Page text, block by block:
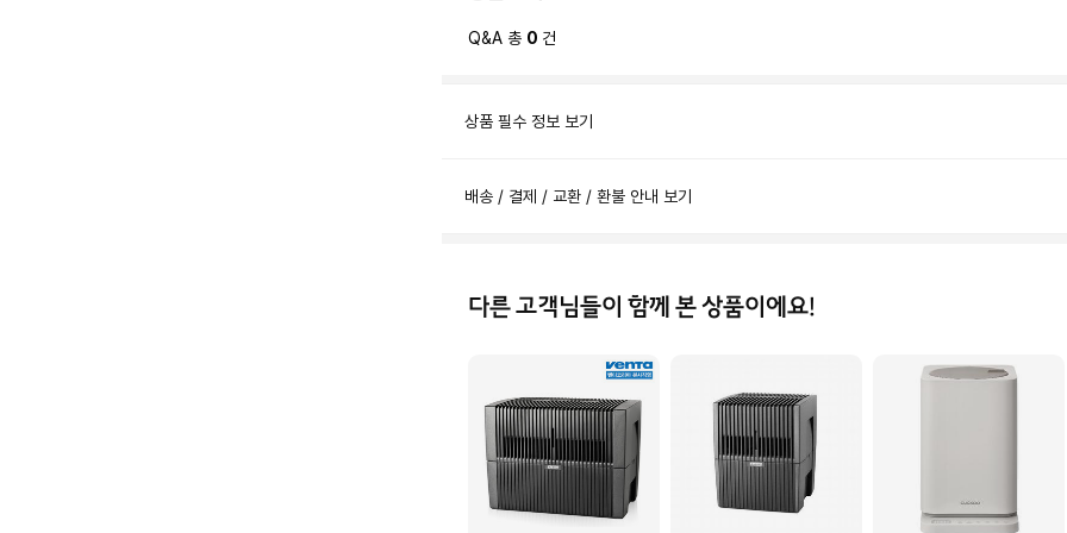
Q&A 총 0 건
상품 필수 정보 보기
배송 / 결제 / 교환 / 환불 안내 보기
다른 고객님들이 함께 본 상품이에요!